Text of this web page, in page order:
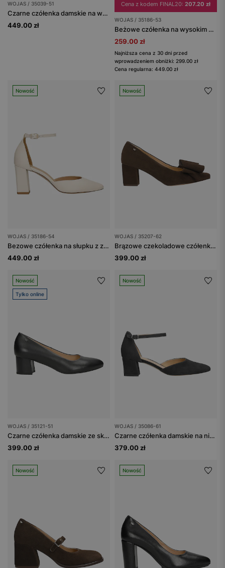
WOJAS / 35039-51
Czarne czółenka damskie na wysokim słupku
449.00 zł
Cena z kodem FINAL20: 207.20 zł
WOJAS / 35186-53
Beżowe czółenka na wysokim słupku
259.00 zł
Najniższa cena z 30 dni przed
wprowadzeniem obniżki: 299.00 zł
Cena regularna: 449.00 zł
Nowość
WOJAS / 35186-54
Bezowe czółenka na słupku z zapięciem wokół kostki
449.00 zł
Nowość
WOJAS / 35207-62
Brązowe czekoladowe czółenka z ozdobną kokardą
399.00 zł
Nowość
Tylko online
WOJAS / 35121-51
Czarne czółenka damskie ze skóry licowej
399.00 zł
Nowość
WOJAS / 35086-61
Czarne czółenka damskie na niskim obcasie
379.00 zł
Nowość Nowość